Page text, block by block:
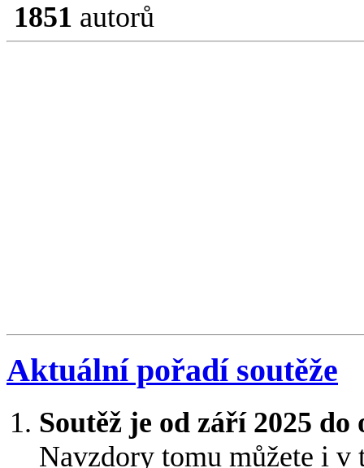
1851 autorů
Aktuální pořadí soutěže
Soutěž je od září 2025
Navzdory tomu můžete i v